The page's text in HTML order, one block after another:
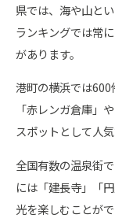
県では、海や山と
ランキングでは常
があります。
港町の横浜では
「赤レンガ倉庫」
スポットとして人気
全国有数の温泉街
には「建長寺」「
光を楽しむことがで